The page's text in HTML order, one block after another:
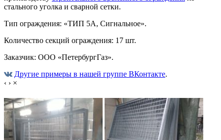
стального уголка и сварной сетки.
Тип ограждения: «ТИП 5А, Сигнальное».
Количество секций ограждения: 17 шт.
Заказчик: ООО «ПетербургГаз».
Другие примеры в нашей группе ВКонтакте.
‹ › ×